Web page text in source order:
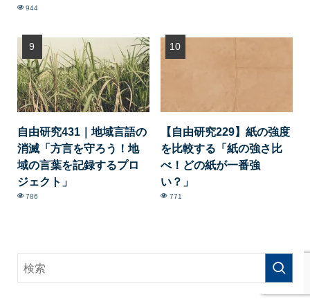
944
自由研究431｜地域言語の
消滅「方言を守ろう！地
域の言葉を記録するプロ
ジェクト」
786
【自由研究229】紙の強度
を比較する「紙の強さ比
べ！どの紙が一番強
い？」
771